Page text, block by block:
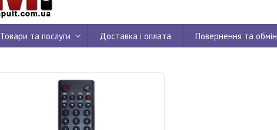
Товари та послуги Доставка і оплата Повернення та обмін